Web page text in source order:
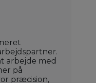
arbejde med
på
præcision,